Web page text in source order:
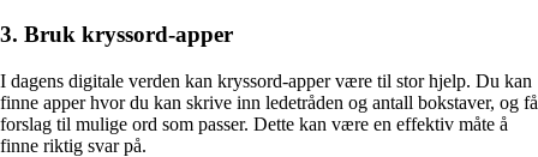
3. Bruk kryssord-apper
I dagens digitale verden kan kryssord-apper være til stor hjelp. Du kan
finne apper hvor du kan skrive inn ledetråden og antall bokstaver, og få
forslag til mulige ord som passer. Dette kan være en effektiv måte å
finne riktig svar på.